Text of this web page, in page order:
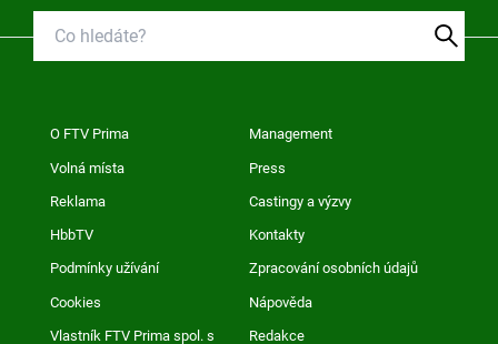
O FTV Prima Management
Volná místa Press
Reklama Castingy a výzvy
HbbTV Kontakty
Podmínky užívání Zpracování osobních údajů
Cookies Nápověda
Vlastník FTV Prima spol. s Redakce